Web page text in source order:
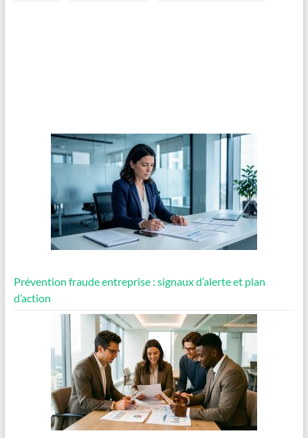
Prévention fraude entreprise : signaux d’alerte et plan
d’action